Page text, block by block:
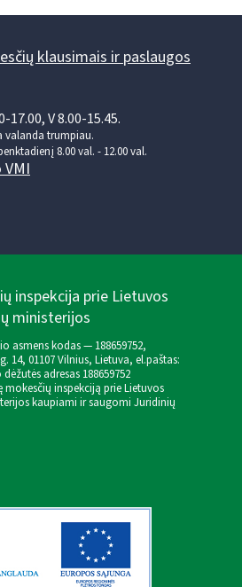
klausimais ir paslaugos
17.00, V 8.00-15.45.
valanda trumpiau.
8.00 val. - 12.00 val.
VMI
inspekcija prie Lietuvos
ministerijos
asmens kodas — 188659752,
14, 01107 Vilnius, Lietuva, el.paštas:
adresas 188659752
mokesčių inspekciją prie Lietuvos
kaupiami ir saugomi Juridinių